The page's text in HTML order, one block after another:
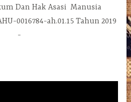
Dan Hak Asasi Manusia
0016784-ah.01.15 Tahun 2019